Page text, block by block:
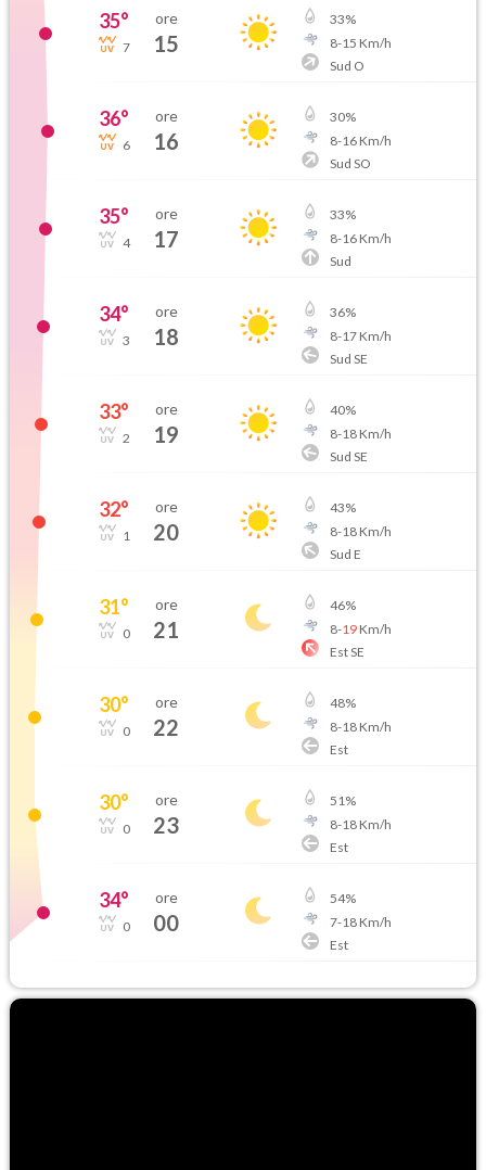
35°
7
ore
15
33%
8-15 Km/h
Sud O
36°
6
ore
16
30%
8-16Km/h
Sud SO
35°
4
ore
17
33%
8-16Km/h
Sud
34°
3
ore
18
36%
8-17Km/h
Sud SE
33°
2
ore
19
40%
8-18Km/h
Sud SE
32°
1
ore
20
43%
8-18Km/h
Sud E
31°
0
ore
21
46%
8-19Km/h
Est SE
30°
0
ore
22
48%
8-18Km/h
Est
30°
0
ore
23
51%
8-18Km/h
Est
34°
0
ore
00
54%
7-18Km/h
Est